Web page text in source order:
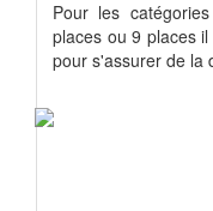
Pour les
places ou 9 places
pour s'assurer de la